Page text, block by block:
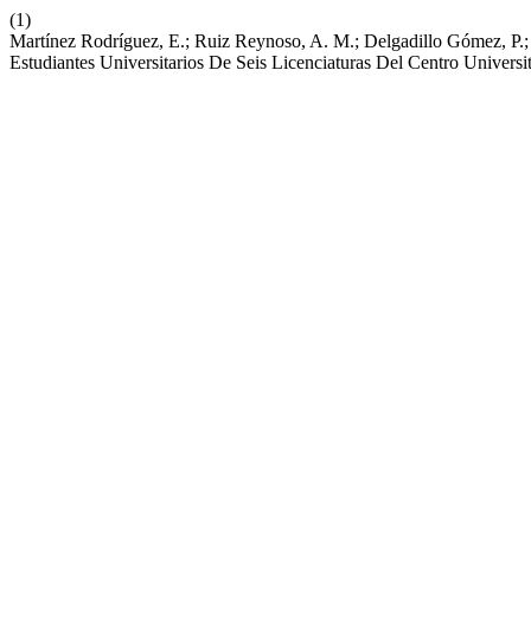
(1)
Martínez Rodríguez, E.; Ruiz Reynoso, A. M.; Delgadillo Gómez,
Estudiantes Universitarios De Seis Licenciaturas Del Centro